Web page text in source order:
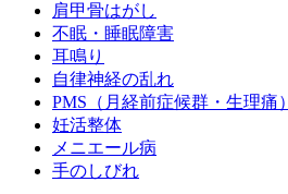
肩甲骨はがし
不眠・睡眠障害
耳鳴り
自律神経の乱れ
PMS（月経前症候群・生理痛）
妊活整体
メニエール病
手のしびれ